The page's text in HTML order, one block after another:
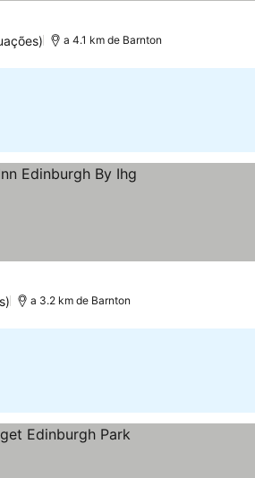
a 4.1 km de Barnton
a 3.2 km de Barnton